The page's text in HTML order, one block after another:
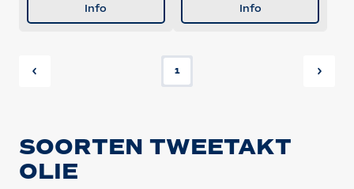
Info Info
1
SOORTEN TWEETAKT
OLIE